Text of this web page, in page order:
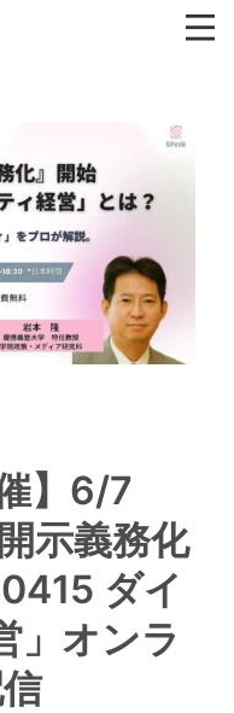
催】6/7
示義務化
ダイ
」オンラ